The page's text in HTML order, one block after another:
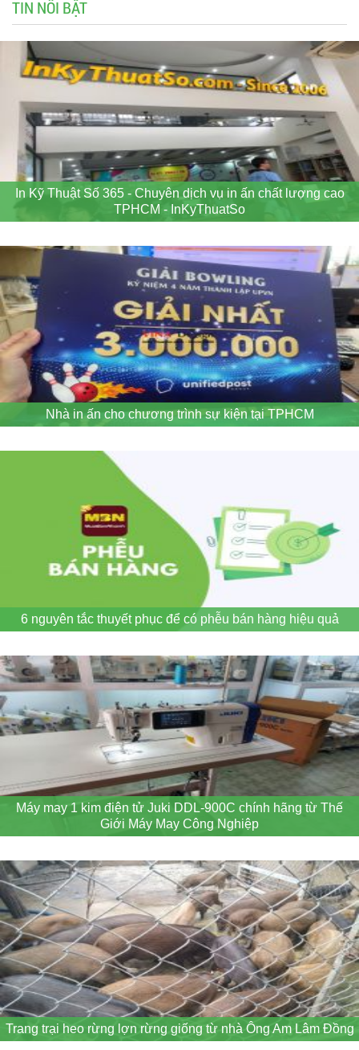
TIN NỔI BẬT
In Kỹ Thuật Số 365 - Chuyên dịch vụ in ấn chất lượng cao
TPHCM - InKyThuatSo
Nhà in ấn cho chương trình sự kiện tại TPHCM
6 nguyên tắc thuyết phục để có phễu bán hàng hiệu quả
Máy may 1 kim điện tử Juki DDL-900C chính hãng từ Thế
Giới Máy May Công Nghiệp
Trang trại heo rừng lợn rừng giống từ nhà Ông Am Lâm Đồng